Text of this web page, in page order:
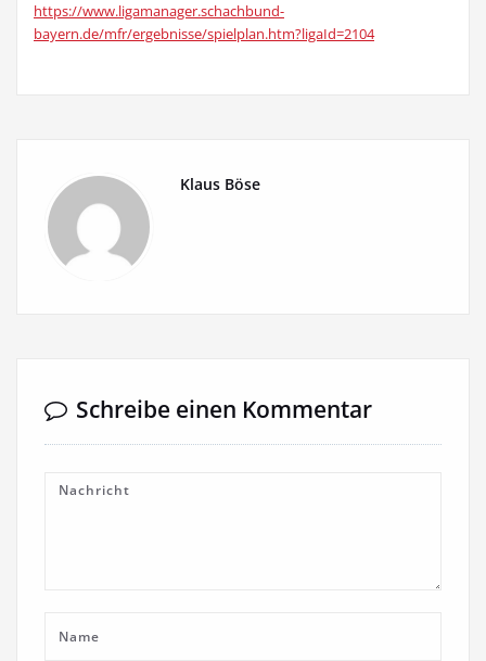
https://www.ligamanager.schachbund-
bayern.de/mfr/ergebnisse/spielplan.htm?ligaId=2104
Klaus Böse
Schreibe einen Kommentar